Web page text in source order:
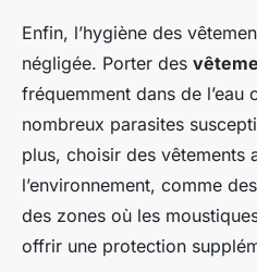
Enfin, l’hygiène des
négligée. Porter des
fréquemment dans de l’eau
nombreux parasites
plus, choisir des vêtements
l’environnement, comme
des zones où les
offrir une protection